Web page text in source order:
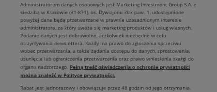
Administratorem danych osobowych jest Marketing Investment Group S.A. z
siedzibą w Krakowie (31-871), os. Dywizjonu 303 paw. 1, udostępnione
powyżej dane będą przetwarzane w prawnie uzasadnionym interesie
administratora, za który uważa się marketing produktów i usług własnych.
Podanie danych jest dobrowolne, aczkolwiek niezbędne w celu
otrzymywania newslettera. Każdy ma prawo do zgłoszenia sprzeciwu
wobec przetwarzania, a także żądania dostępu do danych, sprostowania,
usunięcia lub ograniczenia przetwarzania oraz prawo wniesienia skargi do
organu nadzorczego. Pełną treść oświadczenia o ochronie prywatności
można znaleźć w Polityce prywatności.
Rabat jest jednorazowy i obowiązuje przez 48 godzin od jego otrzymania.